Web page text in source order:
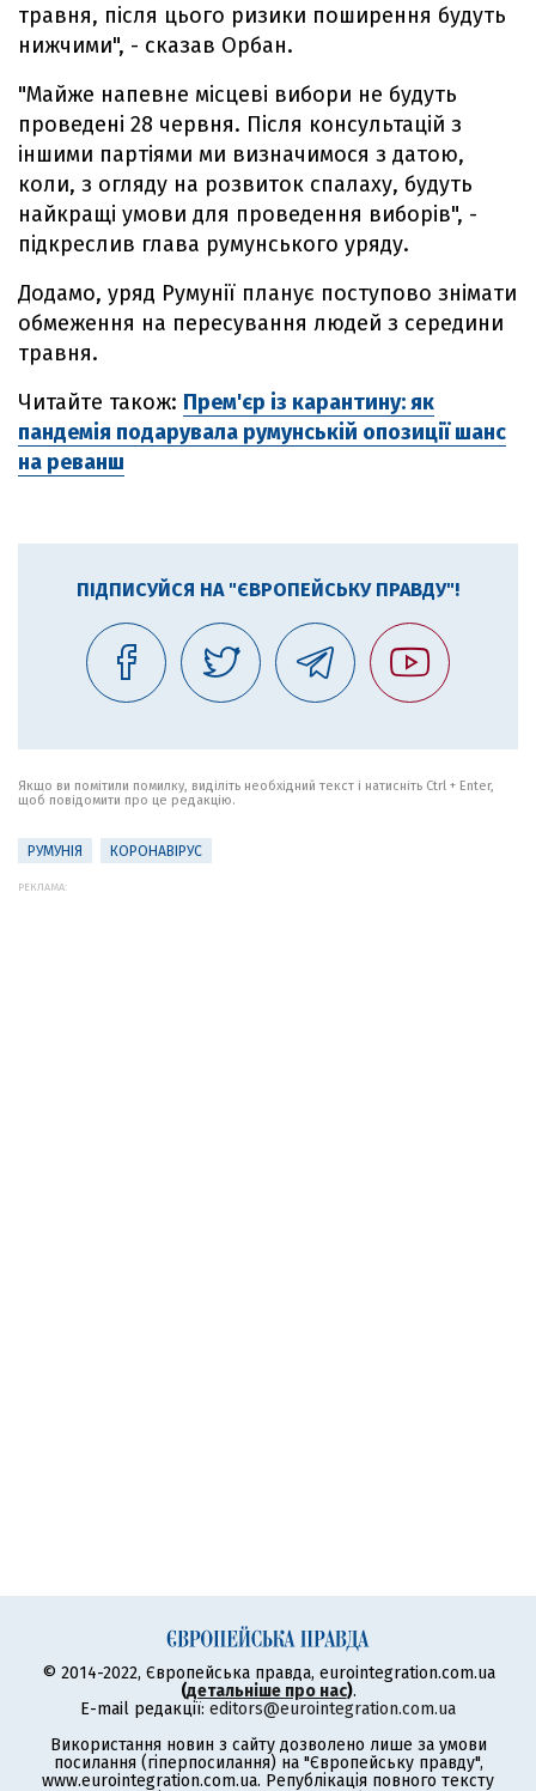
травня, після цього ризики поширення будуть
нижчими", - сказав Орбан.
"Майже напевне місцеві вибори не будуть
проведені 28 червня. Після консультацій з
іншими партіями ми визначимося з датою,
коли, з огляду на розвиток спалаху, будуть
найкращі умови для проведення виборів", -
підкреслив глава румунського уряду.
Додамо, уряд Румунії планує поступово знімати
обмеження на пересування людей з середини
травня.
Читайте також: Прем'єр із карантину: як
пандемія подарувала румунській опозиції шанс
на реванш
ПІДПИСУЙСЯ НА "ЄВРОПЕЙСЬКУ ПРАВДУ"!
Якщо ви помітили помилку, виділіть необхідний текст і натисніть Ctrl + Enter,
щоб повідомити про це редакцію.
РУМУНІЯ КОРОНАВІРУС
РЕКЛАМА:
© 2014-2022, Європейська правда, eurointegration.com.ua
(детальніше про нас).
E-mail редакції: editors@eurointegration.com.ua
Використання новин з сайту дозволено лише за умови
посилання (гіперпосилання) на "Європейську правду",
www.eurointegration.com.ua. Републікація повного тексту